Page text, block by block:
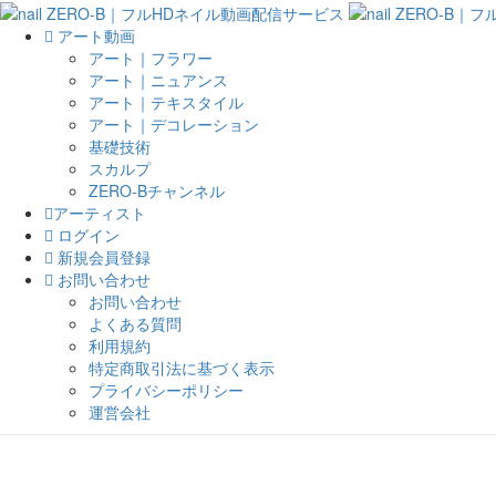
アート動画
アート｜フラワー
アート｜ニュアンス
アート｜テキスタイル
アート｜デコレーション
基礎技術
スカルプ
ZERO-Bチャンネル
アーティスト
ログイン
新規会員登録
お問い合わせ
お問い合わせ
よくある質問
利用規約
特定商取引法に基づく表示
プライバシーポリシー
運営会社